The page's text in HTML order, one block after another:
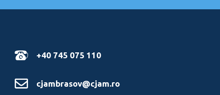
+40 745 075 110
cjambrasov@cjam.ro